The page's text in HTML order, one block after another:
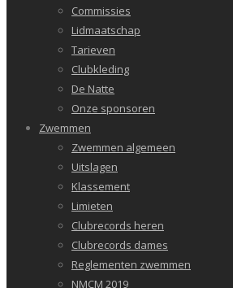
Commissies
Lidmaatschap
Tarieven
Clubkleding
De Natte
Onze sponsoren
Zwemmen
Zwemmen algemeen
Uitslagen
Klassement
Limieten
Clubrecords heren
Clubrecords dames
Reglementen zwemmen
NMCM 2019